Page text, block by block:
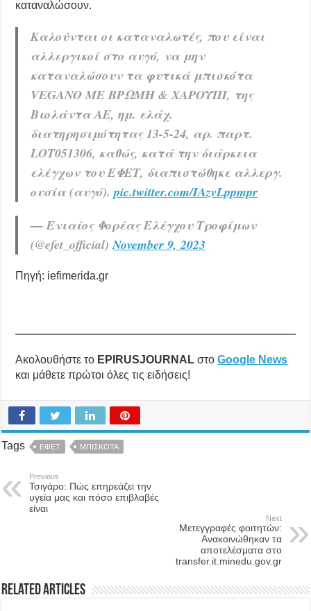
καταναλώσουν.
Καλούνται οι καταναλωτές, που είναι
αλλεργικοί στο αυγό, να μην
καταναλώσουν τα φυτικά μπισκότα
VEGANO ΜΕ ΒΡΩΜΗ & ΧΑΡΟΥΠΙ, της
Βιολάντα ΑΕ, ημ. ελάχ.
διατηρησιμότητας 13-5-24, αρ. παρτ.
LOT051306, καθώς, κατά την διάρκεια
ελέγχων του ΕΦΕΤ, διαπιστώθηκε αλλεργ.
ουσία (αυγό).pic.twitter.com/IAzvLppmpr
— Ενιαίος Φορέας Ελέγχου Τροφίμων
(@efet_official)November 9, 2023
Πηγή: iefimerida.gr
Ακολουθήστε το EPIRUSJOURNAL στοGoogle News
και μάθετε πρώτοι όλες τις ειδήσεις!
Tags ΕΦΕΤ ΜΠΙΣΚΟΤΑ
Previous
Τσιγάρο: Πώς επηρεάζει την
υγεία μας και πόσο επιβλαβές
είναι
Next
Μετεγγραφές φοιτητών:
Ανακοινώθηκαν τα
αποτελέσματα στο
transfer.it.minedu.gov.gr
Related Articles